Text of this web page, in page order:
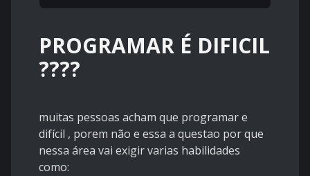
PROGRAMAR É DIFICIL
????
muitas pessoas acham que programar e
difícil , porem não e essa a questao por que
nessa área vai exigir varias habilidades
como: